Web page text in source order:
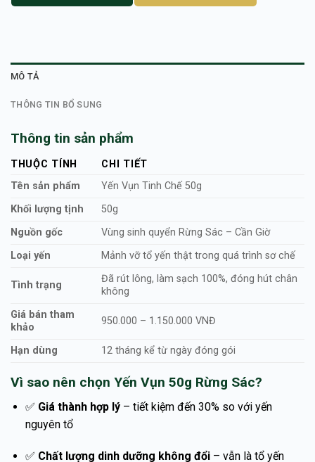
MÔ TẢ
THÔNG TIN BỔ SUNG
Thông tin sản phẩm
THUỘC TÍNH
CHI TIẾT
Tên sản phẩm
Yến Vụn Tinh Chế 50g
Khối lượng tịnh
50g
Nguồn gốc
Vùng sinh quyển Rừng Sác – Cần Giờ
Loại yến
Mảnh vỡ tổ yến thật trong quá trình sơ chế
Tình trạng
Đã rút lông, làm sạch 100%, đóng hút chân
không
Giá bán tham
khảo
950.000 – 1.150.000 VNĐ
Hạn dùng 12 tháng kể từ ngày đóng gói
Vì sao nên chọn Yến Vụn 50g Rừng Sác?
✅ Giá thành hợp lý– tiết kiệm đến 30% so với yến
nguyên tổ
✅ Chất lượng dinh dưỡng không đổi– vẫn là tổ yến